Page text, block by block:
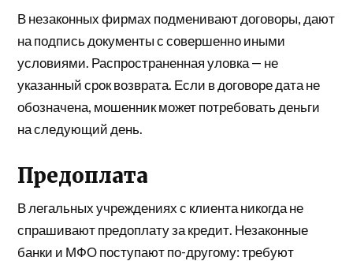
В незаконных фирмах подменивают договоры, дают
на подпись документы с совершенно иными
условиями. Распространенная уловка — не
указанный срок возврата. Если в договоре дата не
обозначена, мошенник может потребовать деньги
на следующий день.
Предоплата
В легальных учреждениях с клиента никогда не
спрашивают предоплату за кредит. Незаконные
банки и МФО поступают по-другому: требуют